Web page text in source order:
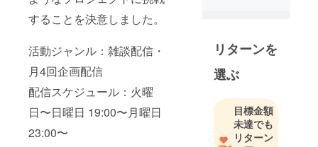
することを決意しました。
活動ジャンル：雑談配信・
月4回企画配信
配信スケジュール：火曜
日〜日曜日 19:00〜月曜日
23:00〜
リターンを
選ぶ
目標金額
未達でも
リターン